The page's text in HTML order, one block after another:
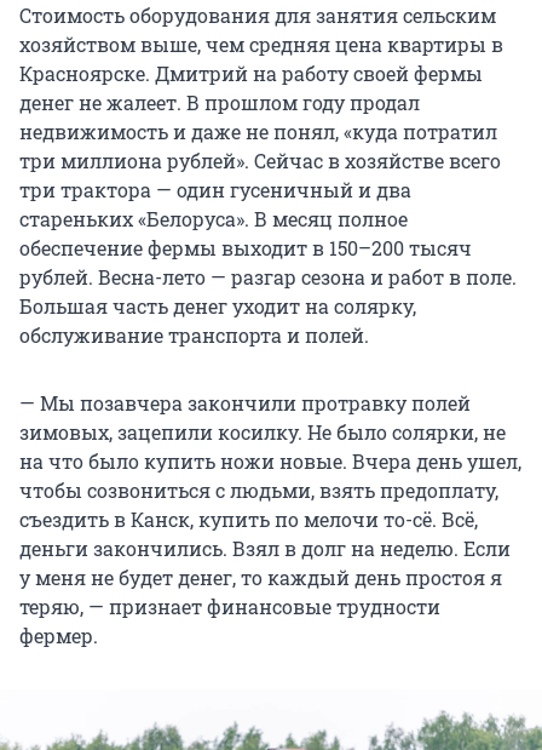
Стоимость оборудования для занятия сельским
хозяйством выше, чем средняя цена квартиры в
Красноярске. Дмитрий на работу своей фермы
денег не жалеет. В прошлом году продал
недвижимость и даже не понял, «куда потратил
три миллиона рублей». Сейчас в хозяйстве всего
три трактора — один гусеничный и два
стареньких «Белоруса». В месяц полное
обеспечение фермы выходит в 150–200 тысяч
рублей. Весна-лето — разгар сезона и работ в поле.
Большая часть денег уходит на солярку,
обслуживание транспорта и полей.
— Мы позавчера закончили протравку полей
зимовых, зацепили косилку. Не было солярки, не
на что было купить ножи новые. Вчера день ушел,
чтобы созвониться с людьми, взять предоплату,
съездить в Канск, купить по мелочи то-сё. Всё,
деньги закончились. Взял в долг на неделю. Если
у меня не будет денег, то каждый день простоя я
теряю, — признает финансовые трудности
фермер.